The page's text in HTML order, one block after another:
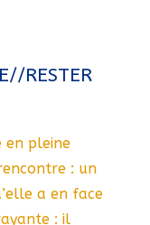
RESTER
en pleine
: un
a en face
: il